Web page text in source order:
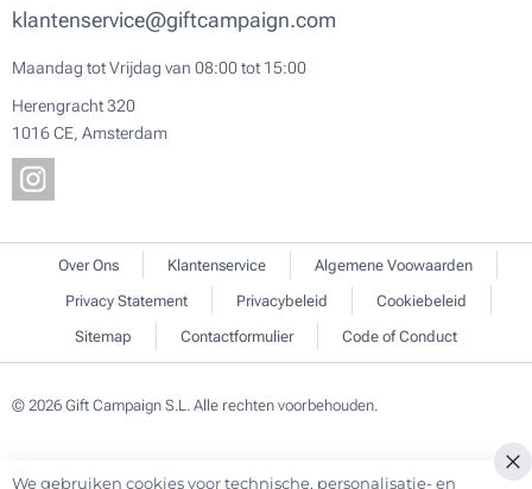
klantenservice@giftcampaign.com
Maandag tot Vrijdag van 08:00 tot 15:00
Herengracht 320
1016 CE, Amsterdam
Over Ons Klantenservice
Algemene Voowaarden
Privacy Statement
Privacybeleid
Cookiebeleid
Sitemap
Contactformulier Code of Conduct
© 2026 Gift Campaign S.L. Alle rechten voorbehouden.
We gebruiken cookies voor technische, personalisatie- en